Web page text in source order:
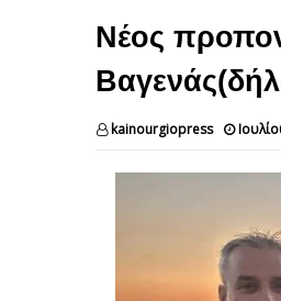
Νέος
kainourgiopress